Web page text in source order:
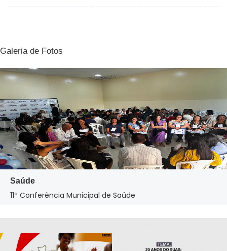
Galeria de Fotos
Saúde
11ª Conferência Municipal de Saúde